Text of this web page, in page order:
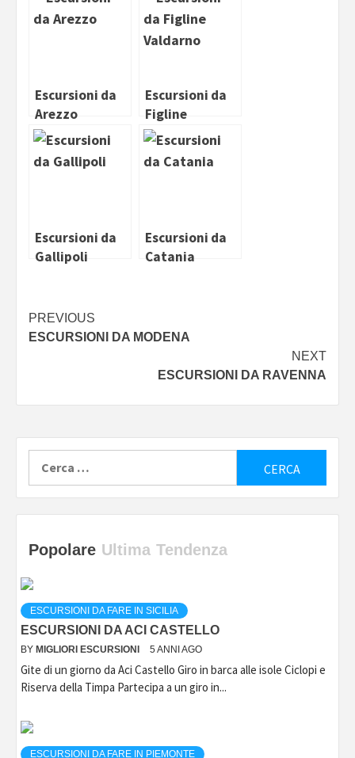
Escursioni da
Arezzo
Escursioni da
Figline
Valdarno
Escursioni da
Gallipoli
Escursioni da
Catania
Continue
Reading
PREVIOUS
ESCURSIONI DA MODENA
NEXT
ESCURSIONI DA RAVENNA
per:
Popolare Ultima Tendenza
ESCURSIONI DA FARE IN SICILIA
ESCURSIONI DA ACI CASTELLO
BY MIGLIORI ESCURSIONI 5 ANNI AGO
Gite di un giorno da Aci Castello Giro in barca alle isole Ciclopi e
Riserva della Timpa Partecipa a un giro in...
ESCURSIONI DA FARE IN PIEMONTE